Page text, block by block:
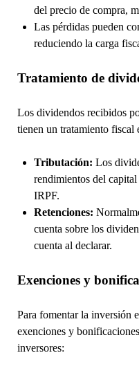
del precio de compra,
Las pérdidas pueden
reduciendo la carga
Tratamiento de
Los dividendos recibidos
tienen un tratamiento fiscal
Tributación: Los
rendimientos del
IRPF.
Retenciones:
cuenta sobre los
cuenta al declarar.
Exenciones y
Para fomentar la inversión
exenciones y
inversores: